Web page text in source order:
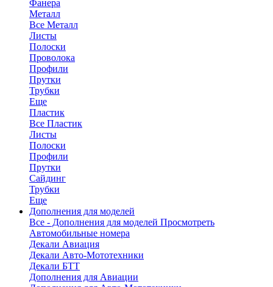
Фанера
Металл
Все Металл
Листы
Полоски
Проволока
Профили
Прутки
Трубки
Еще
Пластик
Все Пластик
Листы
Полоски
Профили
Прутки
Сайдинг
Трубки
Еще
Дополнения для моделей
Все - Дополнения для моделей Просмотреть
Автомобильные номера
Декали Авиация
Декали Авто-Мототехники
Декали БТТ
Дополнения для Авиации